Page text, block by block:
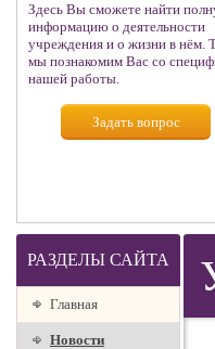
Здесь Вы сможете найти
информацию о деятельности
учреждения и о жизни в нём.
мы познакомим Вас со
нашей работы.
Задать вопрос
РАЗДЕЛЫ САЙТА
Главная
Новости